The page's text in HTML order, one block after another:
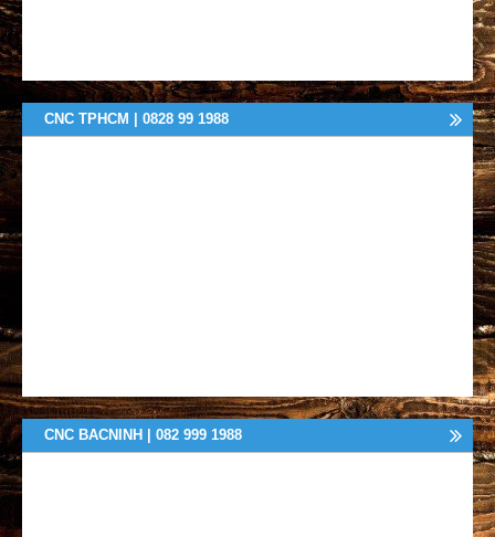
CNC TPHCM | 0828 99 1988
CNC BACNINH | 082 999 1988